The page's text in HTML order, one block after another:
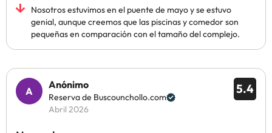
Nosotros estuvimos en el puente de mayo y se estuvo
genial, aunque creemos que las piscinas y comedor son
pequeñas en comparación con el tamaño del complejo.
5.4
Anónimo
Reserva de Buscounchollo.com
Abril 2026